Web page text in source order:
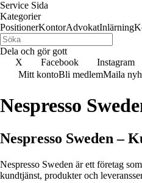
Service Sida
Kategorier
PositionerKontorAdvokatInlärning
Dela och gör gott
X
Facebook Instagram
Mitt kontoBli medlemMaila
Nespresso
Nespresso Sweden –
Nespresso Sweden är ett företag
kundtjänst, produkter och